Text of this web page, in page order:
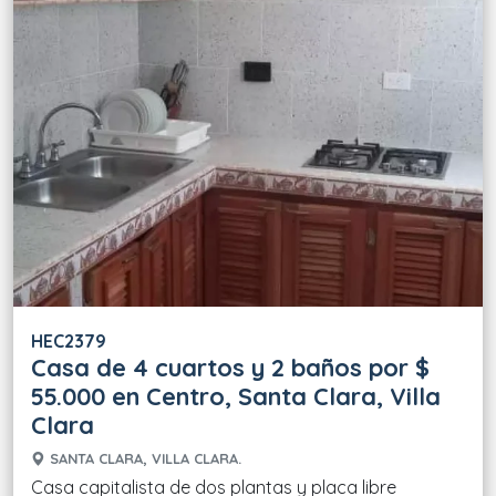
HEC2379
Casa de 4 cuartos y 2 baños por $
55.000 en Centro, Santa Clara, Villa
Clara
SANTA CLARA, VILLA CLARA.
Casa capitalista de dos plantas y placa libre